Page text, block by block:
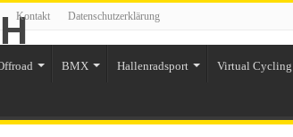
Kontakt Datenschutzerklärung
BMX Hallenradsport Virtual Cycling